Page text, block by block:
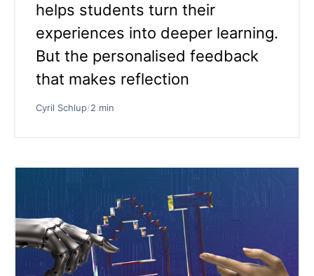
helps students turn their
experiences into deeper learning.
But the personalised feedback
that makes reflection
Cyril Schlup/2 min